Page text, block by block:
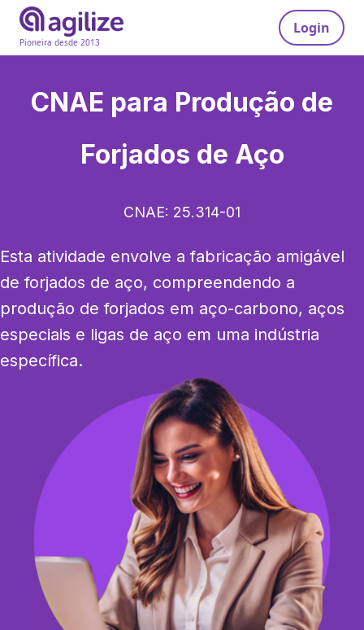
Pioneira desde 2013
Login
CNAE para Produção de
Forjados de Aço
CNAE: 25.314-01
Esta atividade envolve a fabricação amigável
de forjados de aço, compreendendo a
produção de forjados em aço-carbono, aços
especiais e ligas de aço em uma indústria
específica.